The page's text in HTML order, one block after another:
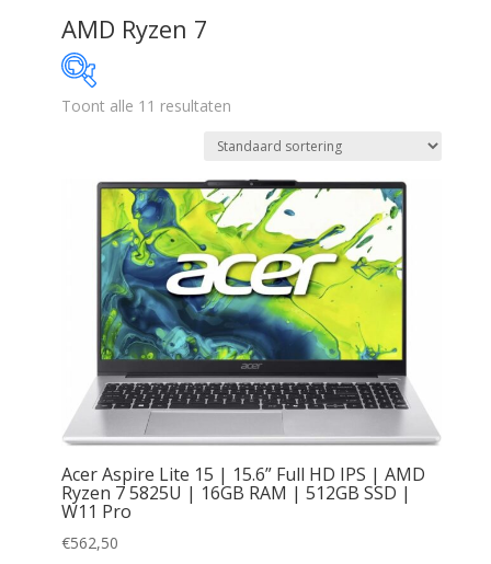
AMD Ryzen 7
562 1 121 1 681 2 240 2 799
Toont alle 11 resultaten
Acer Aspire Lite 15 | 15.6” Full HD IPS | AMD
Ryzen 7 5825U | 16GB RAM | 512GB SSD |
W11 Pro
€562,50